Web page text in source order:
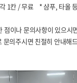
1칸 / 무료 * 샴푸, 타올
점이나 문의사항이 있으시
의주시면 친절히 안내해